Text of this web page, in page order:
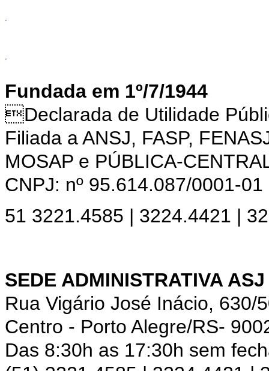
Fundada em 1º/7/1944
Declarada de Utilidade
Filiada a ANSJ, FASP,
MOSAP e PÚBLICA-
CNPJ: nº 95.614.087/0001-01
51 3221.4585 | 3224.4421 |
SEDE ADMINISTRATIVA ASJ
Rua Vigário José Inácio, 630/
Centro - Porto Alegre/RS-
Das 8:30h as 17:30h sem